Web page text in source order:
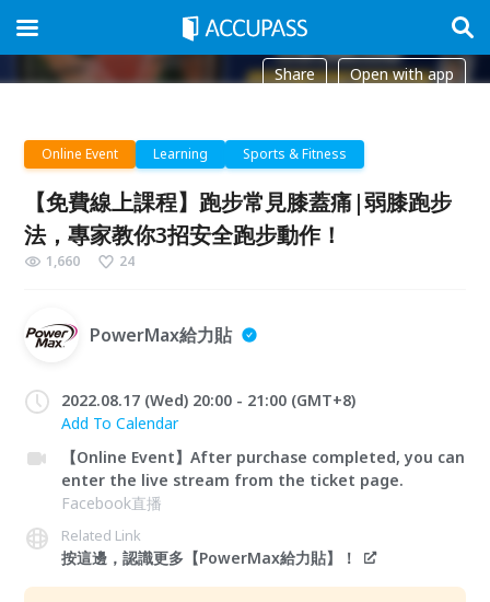
Share Open with app
Online Event Learning Sports & Fitness
【免費線上課程】跑步常見膝蓋痛|弱膝跑步
法，專家教你3招安全跑步動作！
1,660 24
PowerMax給力貼
2022.08.17 (Wed) 20:00 - 21:00 (GMT+8)
Add To Calendar
【Online Event】After purchase completed, you can
enter the live stream from the ticket page.
Facebook直播
Related Link
按這邊，認識更多【PowerMax給力貼】！